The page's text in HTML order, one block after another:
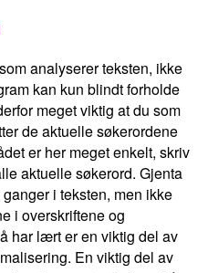
analyserer teksten, ikke
kan kun blindt forholde
meget viktig at du som
de aktuelle søkerordene
er her meget enkelt, skriv
aktuelle søkerord. Gjenta
i teksten, men ikke
i overskriftene og
har lært er en viktig del av
En viktig del av